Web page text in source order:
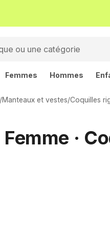
Femmes Hommes
/Manteaux et vestes/Coquilles
·